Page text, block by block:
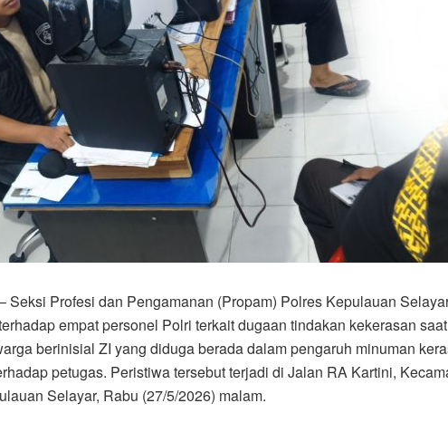
Seksi Profesi dan Pengamanan (Propam) Polres Kepulauan
empat personel Polri terkait dugaan tindakan kekerasan saat
berinisial ZI yang diduga berada dalam pengaruh minuman
petugas. Peristiwa tersebut terjadi di Jalan RA Kartini,
Selayar, Rabu (27/5/2026) malam.